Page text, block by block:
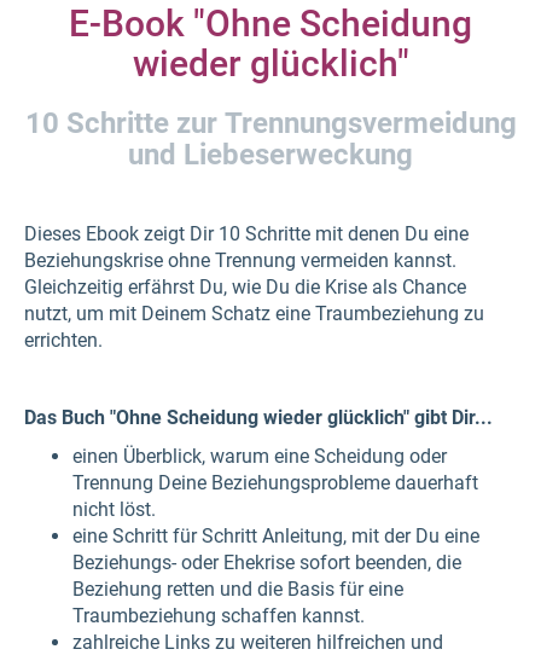
E-Book "Ohne Scheidung
wieder glücklich"
10 Schritte zur Trennungsvermeidung
und Liebeserweckung
Dieses Ebook zeigt Dir 10 Schritte mit denen Du eine
Beziehungskrise ohne Trennung vermeiden kannst.
Gleichzeitig erfährst Du, wie Du die Krise als Chance
nutzt, um mit Deinem Schatz eine Traumbeziehung zu
errichten.
Das Buch "Ohne Scheidung wieder glücklich" gibt Dir...
einen Überblick, warum eine Scheidung oder
Trennung Deine Beziehungsprobleme dauerhaft
nicht löst.
eine Schritt für Schritt Anleitung, mit der Du eine
Beziehungs- oder Ehekrise sofort beenden, die
Beziehung retten und die Basis für eine
Traumbeziehung schaffen kannst.
zahlreiche Links zu weiteren hilfreichen und